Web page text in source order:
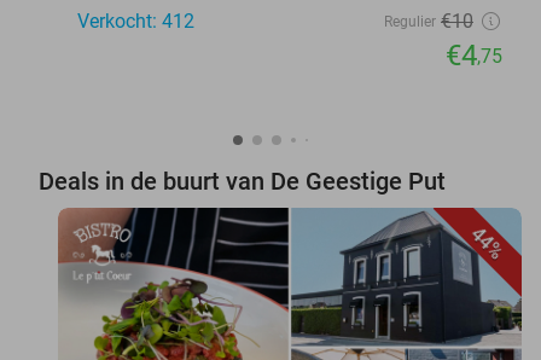
Verkocht: 412
Regulier €10
€4,75
Deals in de buurt van De Geestige Put
44%